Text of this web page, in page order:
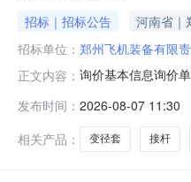
招标｜招标公告 河南省｜
招标单位： 郑州飞机装备有限
正文内容： 询价基本信息询价
账180天后支付交
式交货日期/计划原
发布时间： 2026-08-07 11:30
相关产品：
变径套 接杆